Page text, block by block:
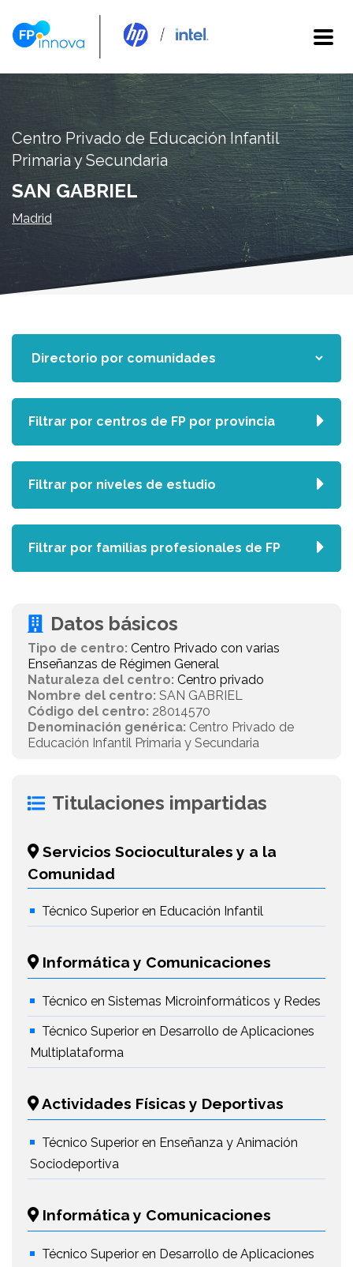
Centro Privado de Educación Infantil
Primaria y Secundaria
SAN GABRIEL
Madrid
Datos básicos
Tipo de centro: Centro Privado con varias
Enseñanzas de Régimen General
Naturaleza del centro: Centro privado
Nombre del centro: SAN GABRIEL
Código del centro: 28014570
Denominación genérica: Centro Privado de
Educación Infantil Primaria y Secundaria
Titulaciones impartidas
Servicios Socioculturales y a la
Comunidad
Técnico Superior en Educación Infantil
Informática y Comunicaciones
Técnico en Sistemas Microinformáticos y Redes
Técnico Superior en Desarrollo de Aplicaciones
Multiplataforma
Actividades Físicas y Deportivas
Técnico Superior en Enseñanza y Animación
Sociodeportiva
Informática y Comunicaciones
Técnico Superior en Desarrollo de Aplicaciones
Filtrar por centros de FP por provincia
Filtrar por niveles de estudio
Filtrar por familias profesionales de FP